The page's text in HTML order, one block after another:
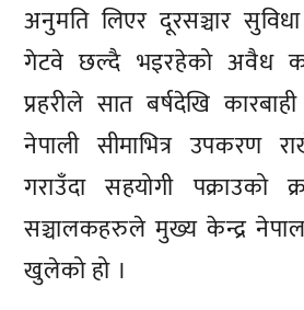
अनुमति लिएर दूरसञ्चार
गेटवे छल्दै भइरहेको अवैध
प्रहरीले सात बर्षदेखि
नेपाली सीमाभित्र उपकरण
गराउँदा सहयोगी
सञ्चालकहरुले मुख्य केन्द्र नेपाल
खुलेको हो ।